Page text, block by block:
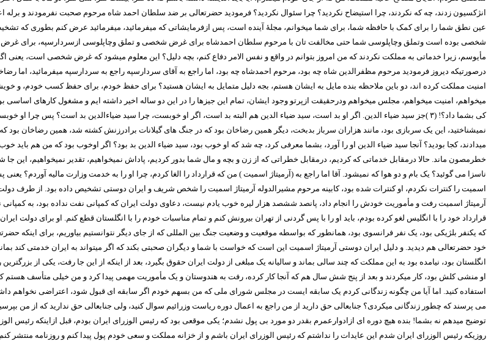
انژکسیون زدند، چه که نکردند، چرا استیضاح نکردید؟ چرا سئوال نکردید؟ فرمودید حضرتعالی بر ضد سلطان احمد شاه مرحوم صحبت نفرمودند و برله
عین نطق شما را برای کمک با حافظه شما، برای شما میخوانم، مجلۀ آینده است، پس ازفرمایشاتی که میفرمائید، میفرمائید عرض کنم بطوری که
شخصی بوده است وتملق وچاپلوسی شما حتی مخالفت تان با مرحوم سلطان احمدشاه برای غرض شخصی و تملق وچاپلوسی ازسردارسپه، برای غرض
مأیوسم، زیرا خدماتی به مملکت نکردند که من امروز بتوانم در واقع و نفس الامر دفاع کنم، بچه دلیل؟ این معلوم میشود که غرض شخصی است،
درصورتیکه دیروز فرمودید مرحوم مظفرالدین شاه چه بود، مرحوم احمدشاه چه بود، اما راجع به آقای سردارسپه راجع به سردارسپه میفرمائید، اما
امنیت مملکت کرده اند، دو باین ملاحظه بنده مایل به ایشان هستم، بجه دلیل متمایل به ایشان هستید؟ برای حفظ خودم، برای حفظ کسب خودم، و
میخواهم، امنیت میخواهم، مجلس میخواهم ودرحقیقت ازپرتو وجود ایشان، تمام این جیزها را در این دو ساله اخیر داشته ایم و مشغول کارهای
کی بشما داد؟! (۳ ) جز سید ضیاء الدین. اگر او بد است، سید ضیاء الدین هم البته بد است، اگر او خوبست، چرا سید ضیاء‌الدین بد است؟ پس چرا
نمیشناختید، این یک سربازی بود، مانند هزاران سرباز بدبخت، دیگر همین رضاخان بود که در جنگ های گیلانات برادرزنش کشته شد، همین رضاخان بود
میدادند، کجا بودید؟ آنجا سید ضیاء الدین او را آورد، بشما معرفی کرد، چه شد که او خوب بود، سید ضیاء الدین بد بود؟ اگر اوخوب بود که من هم
خطرمصون ماند. حالا درمقابل خدماتی که کردیم، درمقابل خطراتی که از زن و بچه و مال شما بدور کردیم، پاداش نمیخواهیم، تقدیر نمیخواهیم، این
ناسزا می گوئید؟ یک بام و دو هوا که نمیشود. آقا اما راجع به (آرمیتاژ اسمیت ) من که قرارداد را الغا کردم، چرا او را به خدمت وزارت مالیه آوردم؟ یعنی
اسمیت را کنترات نکردم، او کنترات شده بود، کابینه مرحوم مشیرالدوله آرمیتاژ اسمیت را شخص شریف و ایران دوستی تشخیص داده بود. از طرف دولت
آرمیتاژ اسمیت رفت و مأموریت خودش را انجام داد، پانصد ششصد هزار لیره خوب یادم نیست، دعاوی دولت ایران که کمپانی نفت نداده بود، به
قرارداد خود را با انگلیس لغو کرده بودم، باید او را با پس گردنی از تهران بیرونش کنم و تمام مناسبات خودم را با انگلستان قطع کنم. او برای دولت
که یکنفر بلژیکی بود، یک نفر فرانسوی بود، همانطور که بواسطه موقعیت و وضعیت جنگ بین المللی که از جای دیگر نتوانستیم بیاوریم، برای اینکه
خود حضرتعالی هم دیدید. و دلیل ایران دوستی آرمیتاژ اسمیت این است که خواست با شما و دیگران صحبتی بکند که اگر میتواند به ایران خدمتی کند
انگلستان بود، نیامده بود به این مملکت که چند سالی بماند و سالیانه یک مبلغی از دولت ایران حقوق بگیرد، بعد از اینکه از این جا رفت، یکی از
او منشی کلش بود، کار میکردند و بعد از پنج شش سال هم که آنجا کار کرده، رفت به هندوستان و یک مأموریت مهمی پیدا کرد و من خیلی متأسف هستم
استفاده کنید. اما آیا من چگونه زندگانی کردم یک سابقه ایست در مجلس شورای ملی که من بسهم خودم اگر سابقه ای قبول شود، اعتراضی نخواهم
می پرسند که چطور زندگانی میکردی؟ جنابعالی حق دارید از من راجع به اعمال دوره ریاست وزرائیم سوال کنید، ولی جنابعالی حق ندارید که از من
توضیح میدهم نه بشما! بنده هیچ دوره ای ‌ازادوارعمرم بقدر دو مورد بی پول نشدم؛ یکی موقعی بود که رئیس الوزرای ایران بودم، قبل ازاینکه رئیس
روزیکه رئیس الوزرای ایران شدم این عایدات را نداشتم که رئیس الوزرای ایران باشم و از خزانه مملکت و سعی خودم پول پیدا کنم و روزنامه منتشر